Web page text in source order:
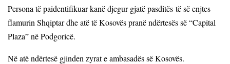
Persona të paidentifikuar kanë djegur gjatë pasditës të së enjtes
flamurin Shqiptar dhe atë të Kosovës pranë ndërtesës së “Capital
Plaza” në Podgoricë.
Në atë ndërtesë gjinden zyrat e ambasadës së Kosovës.